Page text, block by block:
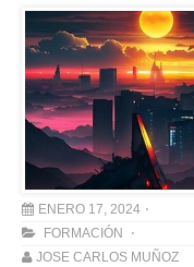
ENERO 17, 2024
FORMACIÓN
JOSE CARLOS MUÑOZ